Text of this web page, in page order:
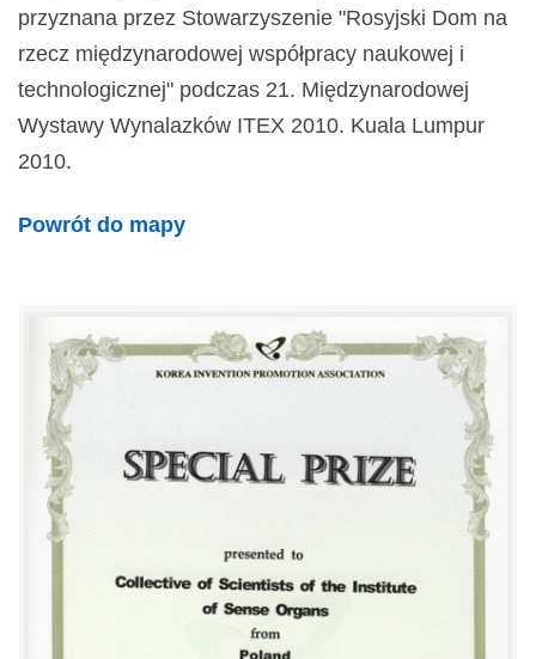
przyznana przez Stowarzyszenie "Rosyjski Dom na
rzecz międzynarodowej współpracy naukowej i
technologicznej" podczas 21. Międzynarodowej
Wystawy Wynalazków ITEX 2010. Kuala Lumpur
2010.
Powrót do mapy